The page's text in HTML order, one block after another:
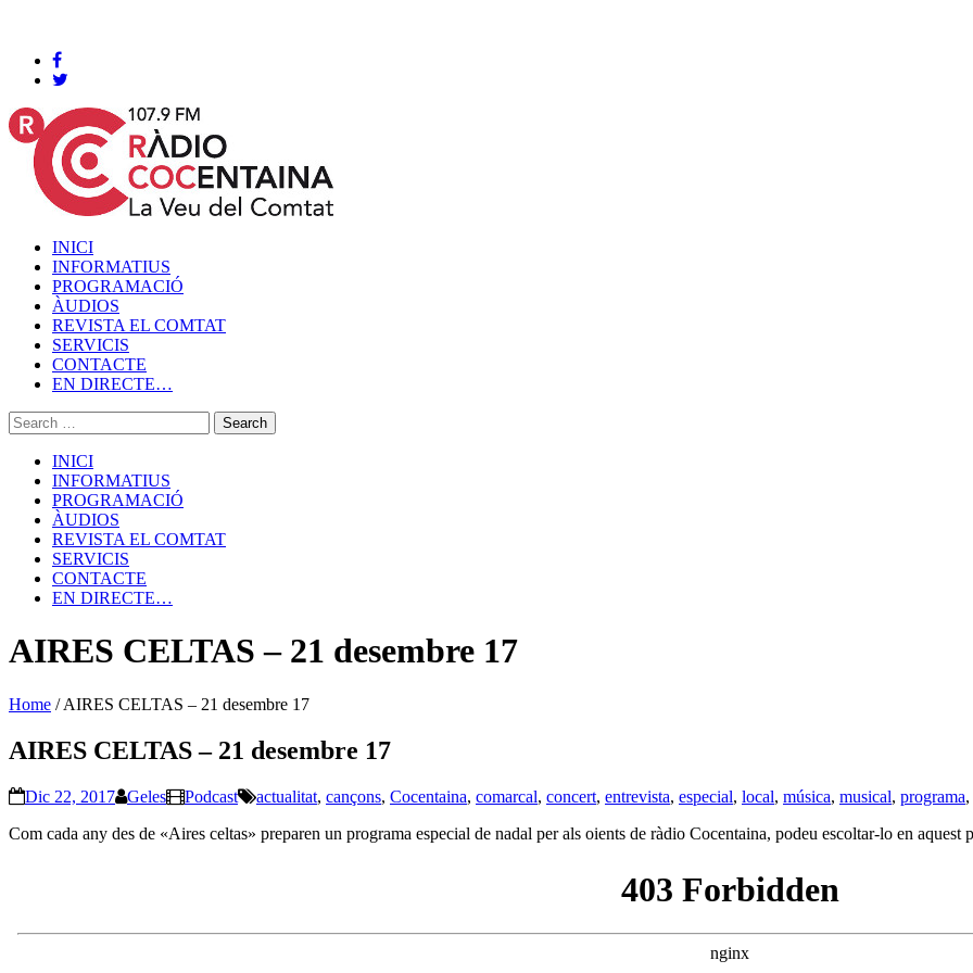
INICI
INFORMATIUS
PROGRAMACIÓ
ÀUDIOS
REVISTA EL COMTAT
SERVICIS
CONTACTE
EN DIRECTE…
INICI
INFORMATIUS
PROGRAMACIÓ
ÀUDIOS
REVISTA EL COMTAT
SERVICIS
CONTACTE
EN DIRECTE…
AIRES CELTAS – 21 desembre 17
Home /AIRES CELTAS – 21 desembre 17
AIRES CELTAS – 21 desembre 17
Dic 22, 2017 Geles Podcast actualitat, cançons, Cocentaina, comarcal, concert, entrevista, especial, local, música, musical, programa,
Com cada any des de «Aires celtas» preparen un programa especial de nadal per als oients de ràdio Cocentaina, podeu escoltar-lo en aquest